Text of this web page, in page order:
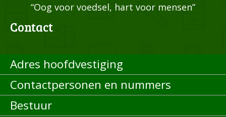
“Oog voor voedsel, hart voor mensen”
Contact
Adres hoofdvestiging
Contactpersonen en nummers
Bestuur